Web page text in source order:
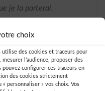
choix
des cookies et traceurs pour
l’audience, proposer des
configurer ces traceurs en
des cookies strictement
personnaliser » vos choix. Vos
je la porterai.
–